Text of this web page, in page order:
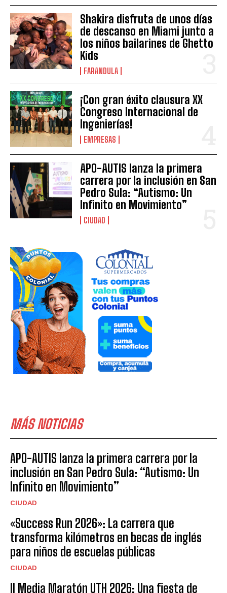
Shakira disfruta de unos días
de descanso en Miami junto a
los niños bailarines de Ghetto
Kids
FARANDULA
¡Con gran éxito clausura XX
Congreso Internacional de
Ingenierías!
EMPRESAS
APO-AUTIS lanza la primera
carrera por la inclusión en San
Pedro Sula: “Autismo: Un
Infinito en Movimiento”
CIUDAD
MÁS NOTICIAS
APO-AUTIS lanza la primera carrera por la
inclusión en San Pedro Sula: “Autismo: Un
Infinito en Movimiento”
CIUDAD
«Success Run 2026»: La carrera que
transforma kilómetros en becas de inglés
para niños de escuelas públicas
CIUDAD
II Media Maratón UTH 2026: Una fiesta de